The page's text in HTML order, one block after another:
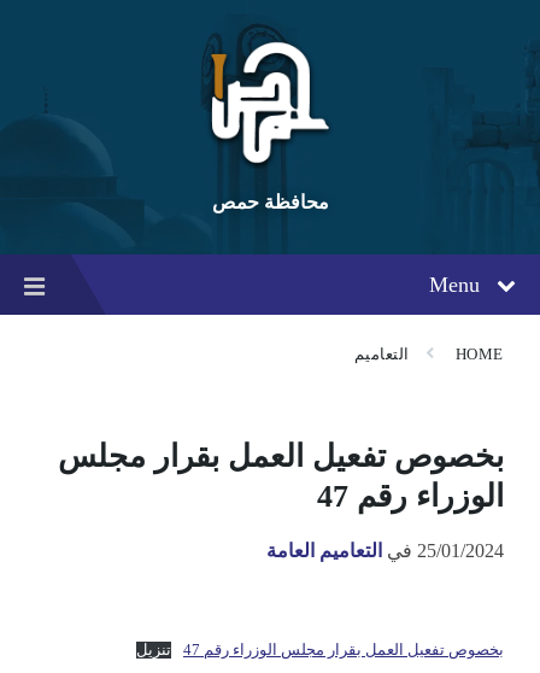
content
main
navigation
footer
محافظة حمص
Menu
HOME التعاميم
بخصوص تفعيل العمل بقرار مجلس
الوزراء رقم 47
25/01/2024 في التعاميم العامة
بخصوص تفعيل العمل بقرار مجلس الوزراء رقم 47 تنزيل